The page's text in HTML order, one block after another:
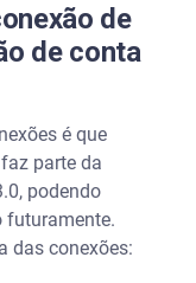
de
de conta
é que
parte da
podendo
futuramente.
das conexões: